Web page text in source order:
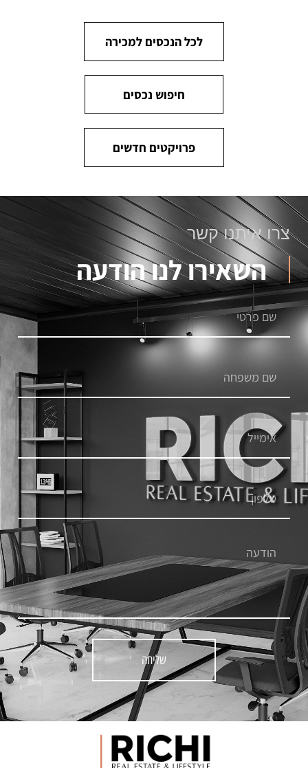
לכל הנכסים למכירה
חיפוש נכסים
פרויקטים חדשים
צרו איתנו קשר
השאירו לנו הודעה
שליחה